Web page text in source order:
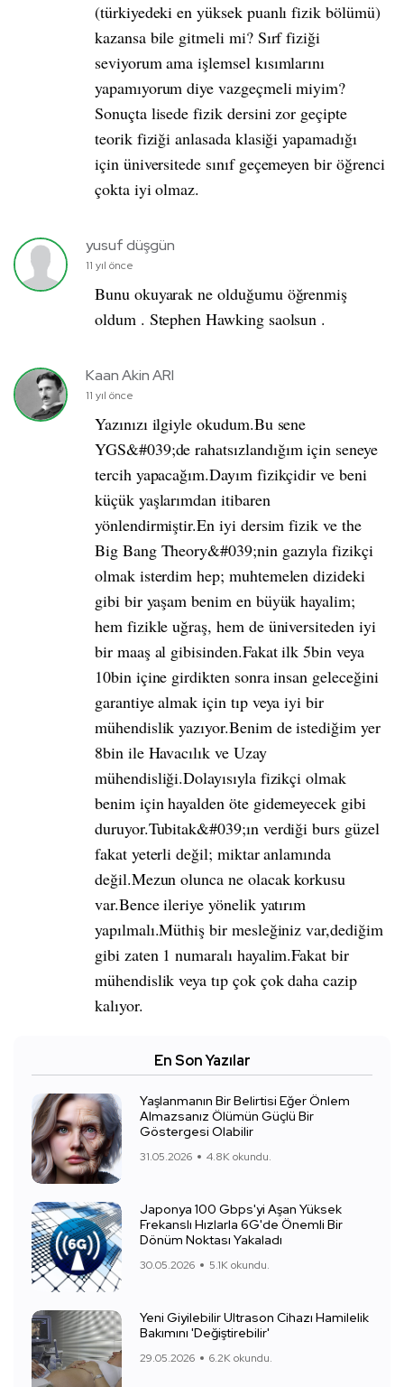
(türkiyedeki en yüksek puanlı fizik bölümü)
kazansa bile gitmeli mi? Sırf fiziği
seviyorum ama işlemsel kısımlarını
yapamıyorum diye vazgeçmeli miyim?
Sonuçta lisede fizik dersini zor geçipte
teorik fiziği anlasada klasiği yapamadığı
için üniversitede sınıf geçemeyen bir öğrenci
çokta iyi olmaz.
yusuf düşgün
11 yıl önce
Bunu okuyarak ne olduğumu öğrenmiş
oldum . Stephen Hawking saolsun .
Kaan Akin ARI
11 yıl önce
Yazınızı ilgiyle okudum.Bu sene
YGS&#039;de rahatsızlandığım için seneye
tercih yapacağım.Dayım fizikçidir ve beni
küçük yaşlarımdan itibaren
yönlendirmiştir.En iyi dersim fizik ve the
Big Bang Theory&#039;nin gazıyla fizikçi
olmak isterdim hep; muhtemelen dizideki
gibi bir yaşam benim en büyük hayalim;
hem fizikle uğraş, hem de üniversiteden iyi
bir maaş al gibisinden.Fakat ilk 5bin veya
10bin içine girdikten sonra insan geleceğini
garantiye almak için tıp veya iyi bir
mühendislik yazıyor.Benim de istediğim yer
8bin ile Havacılık ve Uzay
mühendisliği.Dolayısıyla fizikçi olmak
benim için hayalden öte gidemeyecek gibi
duruyor.Tubitak&#039;ın verdiği burs güzel
fakat yeterli değil; miktar anlamında
değil.Mezun olunca ne olacak korkusu
var.Bence ileriye yönelik yatırım
yapılmalı.Müthiş bir mesleğiniz var,dediğim
gibi zaten 1 numaralı hayalim.Fakat bir
mühendislik veya tıp çok çok daha cazip
kalıyor.
En Son Yazılar
Yaşlanmanın Bir Belirtisi Eğer Önlem
Almazsanız Ölümün Güçlü Bir
Göstergesi Olabilir
31.05.2026 4.8K okundu.
Japonya 100 Gbps'yi Aşan Yüksek
Frekanslı Hızlarla 6G'de Önemli Bir
Dönüm Noktası Yakaladı
30.05.2026 5.1K okundu.
Yeni Giyilebilir Ultrason Cihazı Hamilelik
Bakımını 'Değiştirebilir'
29.05.2026 6.2K okundu.